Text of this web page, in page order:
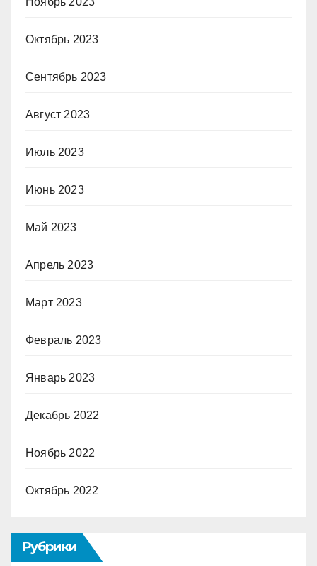
Октябрь 2023
Сентябрь 2023
Август 2023
Июль 2023
Июнь 2023
Май 2023
Апрель 2023
Март 2023
Февраль 2023
Январь 2023
Декабрь 2022
Ноябрь 2022
Октябрь 2022
Рубрики